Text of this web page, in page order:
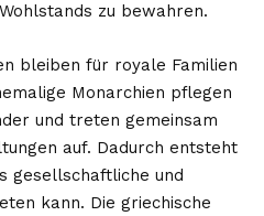
zu bewahren.
bleiben für royale Familien
Monarchien pflegen
und treten gemeinsam
auf. Dadurch entsteht
gesellschaftliche und
kann. Die griechische